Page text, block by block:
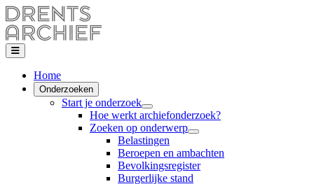
Home
Onderzoeken
Start je onderzoek
Hoe werkt archiefonderzoek?
Zoeken op onderwerp
Belastingen
Beroepen en ambachten
Bevolkingsregister
Burgerlijke stand